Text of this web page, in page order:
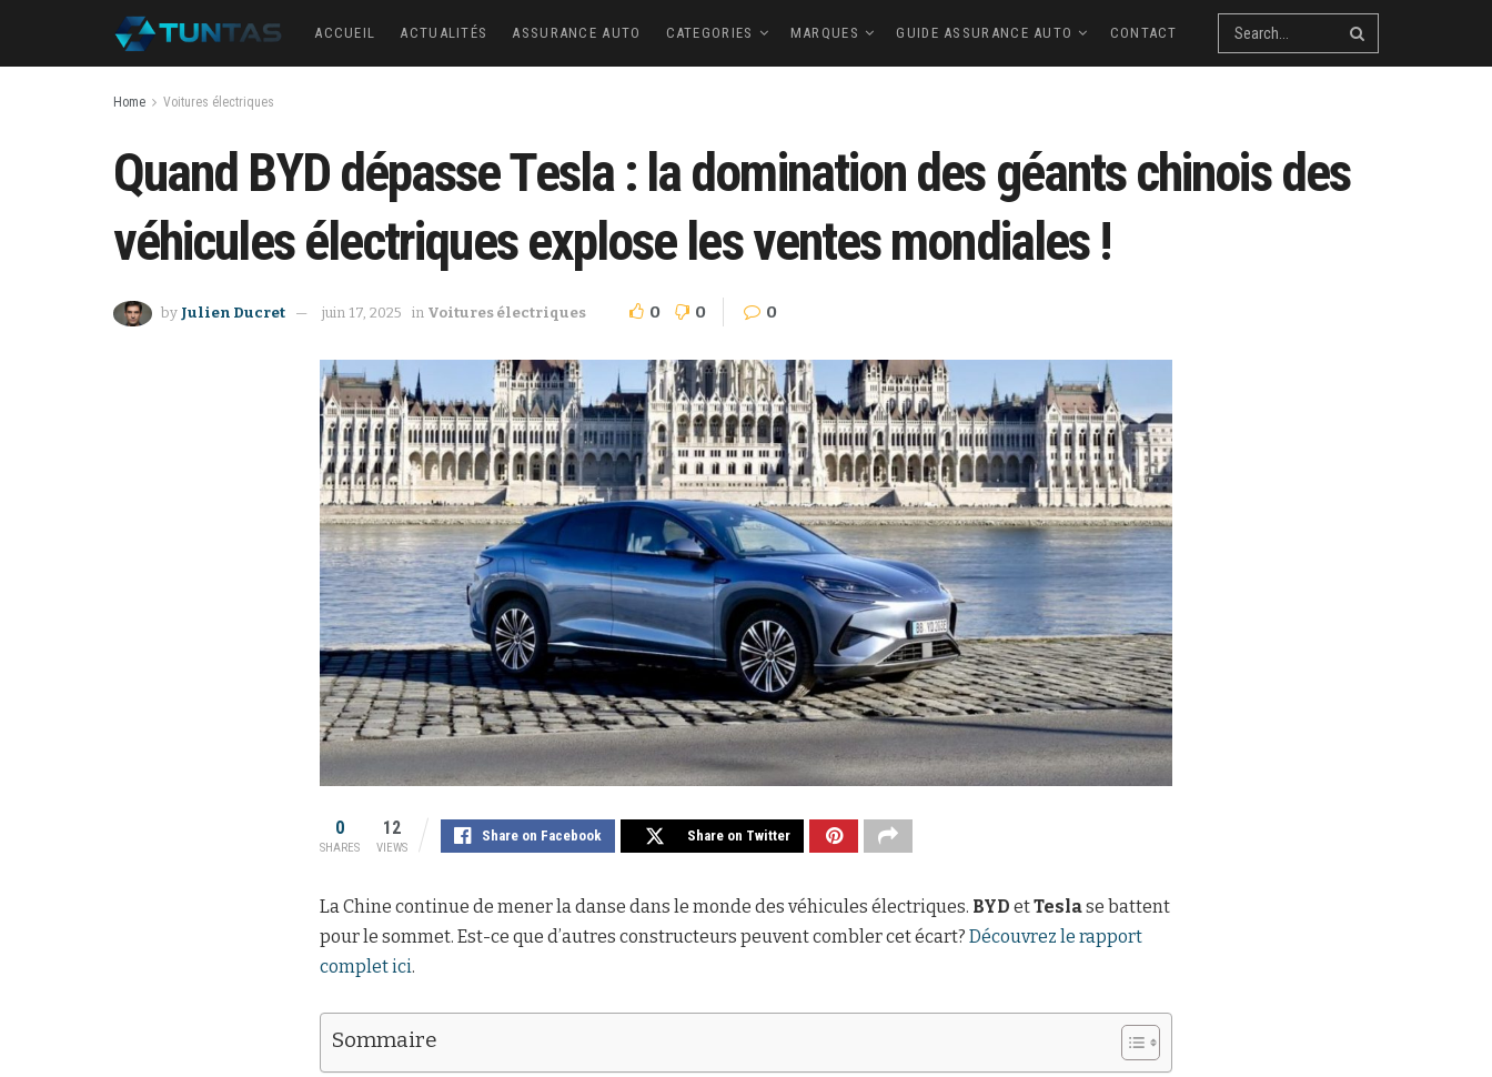
ACCUEIL ACTUALITÉS ASSURANCE AUTO CATEGORIES MARQUES GUIDE ASSURANCE AUTO CONTACT
Home Voitures électriques
Quand BYD dépasse Tesla : la domination des géants chinois des
véhicules électriques explose les ventes mondiales !
by Julien Ducret juin 17, 2025 in Voitures électriques 0 0 0
0
SHARES
12
VIEWS
Share on Facebook Share on Twitter
La Chine continue de mener la danse dans le monde des véhicules électriques. BYD etTeslase battent
pour le sommet. Est-ce que d’autres constructeurs peuvent combler cet écart? Découvrez le rapport
complet ici.
Sommaire